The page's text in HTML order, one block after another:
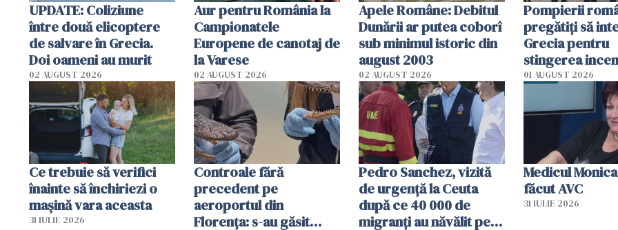
UPDATE: Coliziune
între două elicoptere
de salvare în Grecia.
Doi oameni au murit
02 AUGUST 2026
Aur pentru România la
Campionatele
Europene de canotaj de
la Varese
02 AUGUST 2026
Apele Române: Debitul
Dunării ar putea coborî
sub minimul istoric din
august 2003
02 AUGUST 2026
Pompierii
pregătiţi să
Grecia pentru
stingerea
01 AUGUST 2026
Ce trebuie să verifici
înainte să închiriezi o
mașină vara aceasta
31 IULIE 2026
Controale fără
precedent pe
aeroportul din
Florența: s-au găsit
Pedro Sanchez, vizită
de urgență la Ceuta
după ce 40 000 de
migranți au năvălit pe
Medicul
făcut AVC
31 IULIE 2026